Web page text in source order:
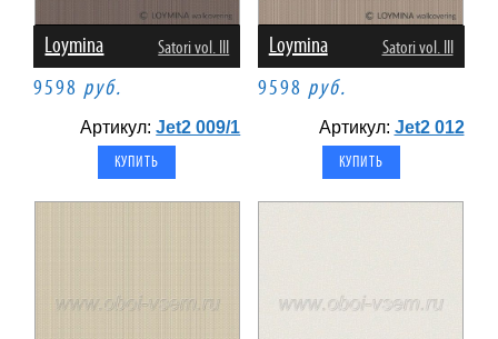
Loymina Satori vol. III
9598 руб.
Артикул:Jet2 009/1
Loymina Satori vol. III
9598 руб.
Артикул: Jet2 012